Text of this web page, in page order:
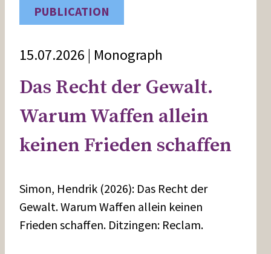
PUBLICATION
15.07.2026 | Monograph
Das Recht der Gewalt.
Warum Waffen allein
keinen Frieden schaffen
Simon, Hendrik (2026): Das Recht der
Gewalt. Warum Waffen allein keinen
Frieden schaffen. Ditzingen: Reclam.